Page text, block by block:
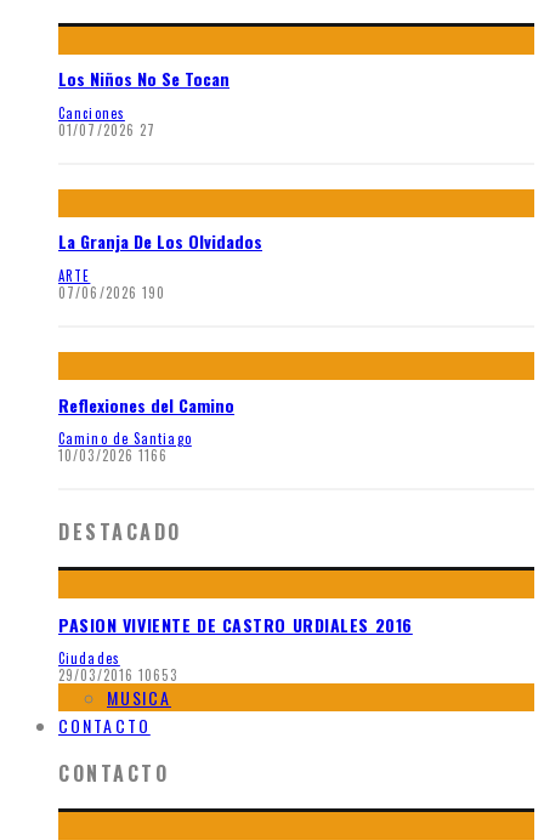
Los Niños No Se Tocan
Canciones
01/07/2026 27
La Granja De Los Olvidados
ARTE
07/06/2026 190
Reflexiones del Camino
Camino de Santiago
10/03/2026 1166
DESTACADO
PASION VIVIENTE DE CASTRO URDIALES 2016
Ciudades
29/03/2016 10653
MUSICA
CONTACTO
CONTACTO